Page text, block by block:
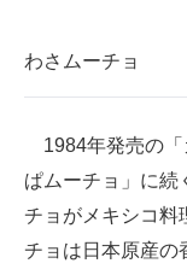
わさムーチョ
1984年発売の「
ぱムーチョ」に続
チョがメキシコ料
チョは日本原産の